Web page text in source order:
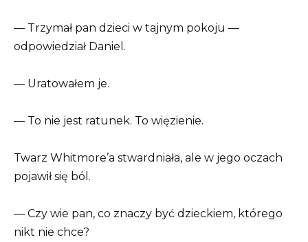
— Trzymał pan dzieci w tajnym pokoju —
odpowiedział Daniel.
— Uratowałem je.
— To nie jest ratunek. To więzienie.
Twarz Whitmore’a stwardniała, ale w jego oczach
pojawił się ból.
— Czy wie pan, co znaczy być dzieckiem, którego
nikt nie chce?